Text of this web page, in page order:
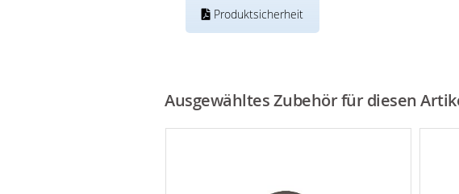
Produktsicherheit
Ausgewähltes Zubehör für diesen